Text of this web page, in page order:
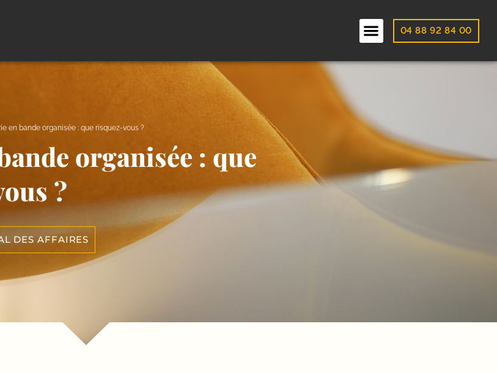
04 88 92 84 00
en bande organisée : que risquez-vous ?
organisée : que
?
DES AFFAIRES